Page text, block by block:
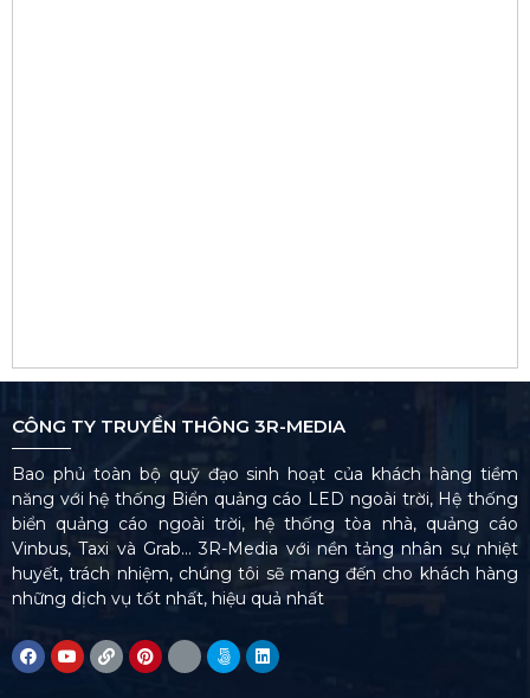
CÔNG TY TRUYỀN THÔNG 3R-MEDIA
Bao phủ toàn bộ quỹ đạo sinh hoạt của khách hàng tiềm
năng với hệ thống Biển quảng cáo LED ngoài trời, Hệ thống
biển quảng cáo ngoài trời, hệ thống tòa nhà, quảng cáo
Vinbus, Taxi và Grab… 3R-Media với nền tảng nhân sự nhiệt
huyết, trách nhiệm, chúng tôi sẽ mang đến cho khách hàng
những dịch vụ tốt nhất, hiệu quả nhất